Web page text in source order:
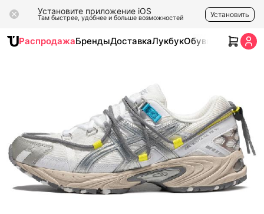
Установите приложение iOS
Там быстрее, удобнее и больше возможностей Установить
РаспродажаБрендыДоставкаЛукбукОбувь Одежда